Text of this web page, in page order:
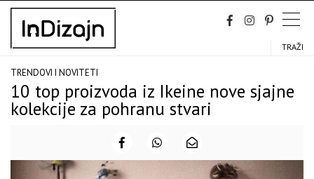
Skip
content
TRAŽI
TRENDOVI I NOVITETI
10 top proizvoda iz Ikeine nove sjajne
kolekcije za pohranu stvari